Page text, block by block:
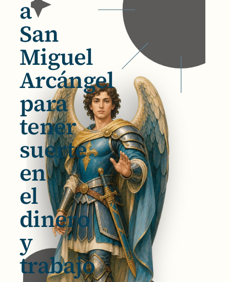
a
San
Miguel
Arcángel
para
tener
suerte
en
el
dinero
y
trabajo